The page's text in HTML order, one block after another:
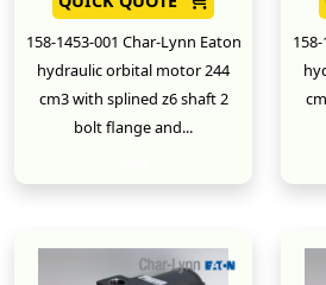
158-1453-001 Char-Lynn Eaton
hydraulic orbital motor 244
cm3 with splined z6 shaft 2
bolt flange and...